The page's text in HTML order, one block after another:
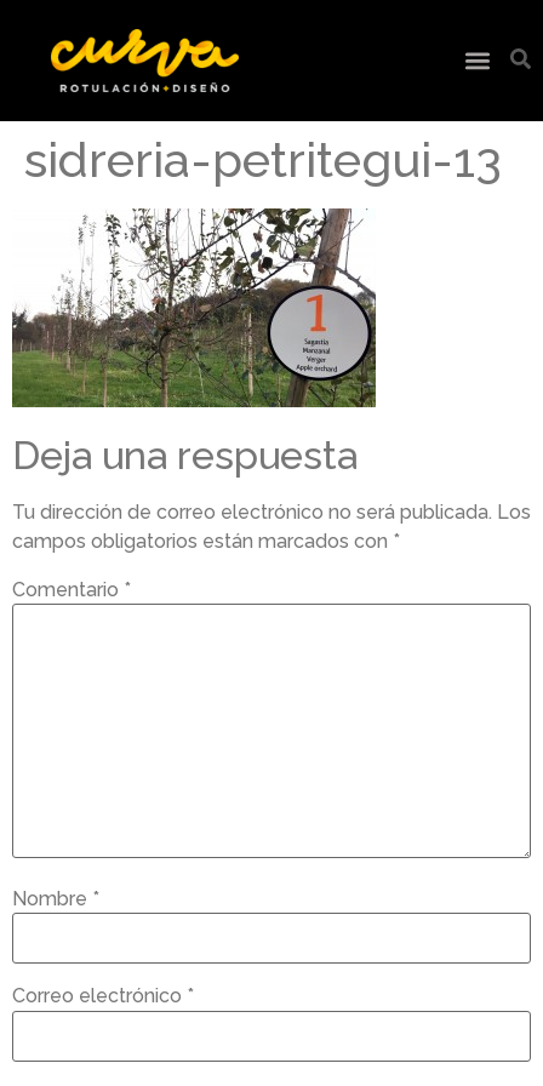
sidreria-petritegui-13
Deja una respuesta
Tu dirección de correo electrónico no será publicada. Los
campos obligatorios están marcados con *
Comentario *
Nombre *
Correo electrónico *